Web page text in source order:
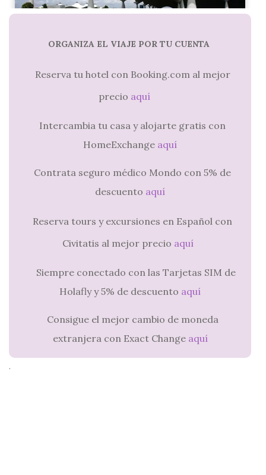
ORGANIZA EL VIAJE POR TU CUENTA
Reserva tu hotel con Booking.com al mejor
precio aquí
Intercambia tu casa y alojarte gratis con
HomeExchange aquí
Contrata seguro médico Mondo con 5% de
descuento aquí
Reserva tours y excursiones en Español con
Civitatis al mejor precio aquí
Siempre conectado con las Tarjetas SIM de
Holafly y 5% de descuento aquí
Consigue el mejor cambio de moneda
extranjera con Exact Change aquí
.